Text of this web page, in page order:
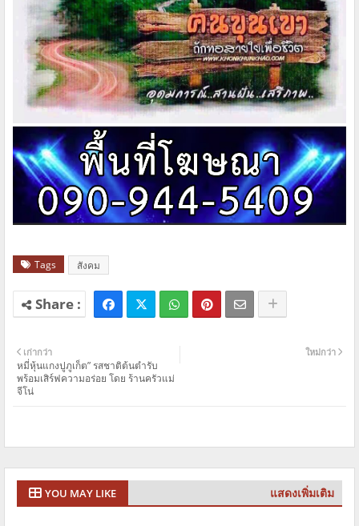
Tags สังคม
ใหม่กว่า
เก่ากว่า
หมี่หุ้นแกงปูภูเก็ต” รสชาติต้นตำรับ
พร้อมเสิร์ฟความอร่อย โดย ร้านครัวแม่
จีโน่
YOU MAY LIKE แสดงเพิ่มเติม